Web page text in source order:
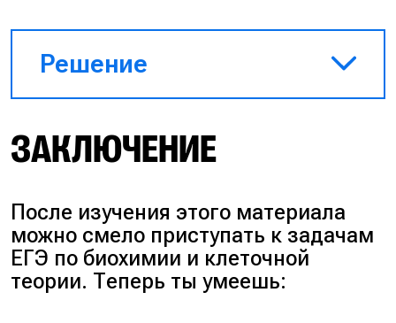
Решение
участием мейоза:
расходятся двухроматидные
хромосомы;
3) происходит при образовании
ЗАКЛЮЧЕНИЕ
После изучения этого материала
можно смело приступать к задачам
ЕГЭ по биохимии и клеточной
теории. Теперь ты умеешь: